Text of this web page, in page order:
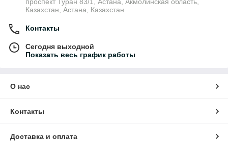
проспект Туран 83/1, Астана, Акмолинская область,
Казахстан, Астана, Казахстан
Контакты
Сегодня выходной
Показать весь график работы
О нас
Контакты
Доставка и оплата